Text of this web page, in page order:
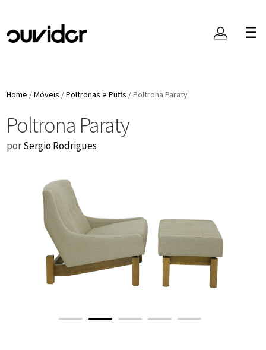
Home /Móveis /Poltronas e Puffs /Poltrona Paraty
Poltrona Paraty
porSergio Rodrigues